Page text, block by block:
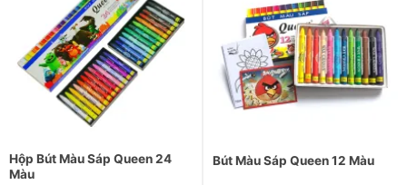
Hộp Bút Màu Sáp Queen 24
Màu
Bút Màu Sáp Queen 12 Màu